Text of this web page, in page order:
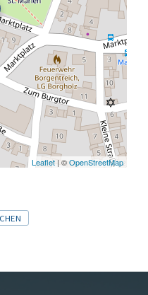
Leaflet | ©OpenStreetMap